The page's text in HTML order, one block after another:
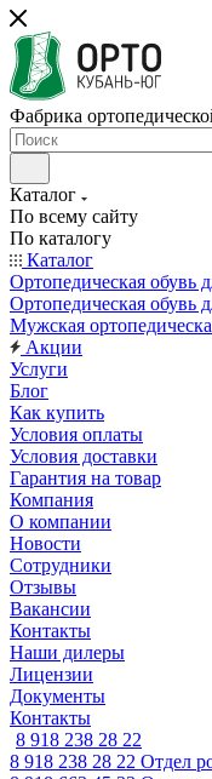
Фабрика
Каталог
По всему сайту
По каталогу
Каталог
Ортопедическая обувь
Ортопедическая обувь
Мужская
Акции
Услуги
Блог
Как купить
Условия оплаты
Условия доставки
Гарантия на товар
Компания
О компании
Новости
Сотрудники
Отзывы
Вакансии
Контакты
Наши дилеры
Лицензии
Документы
Контакты
8 918 238 28 22
8 918 238 28 22 Отдел